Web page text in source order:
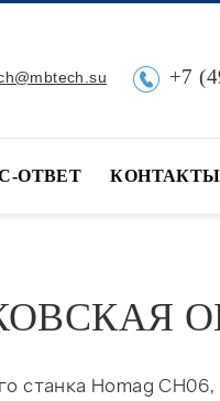
+7
ОТВЕТ КОНТАКТЫ
Homag CH06,